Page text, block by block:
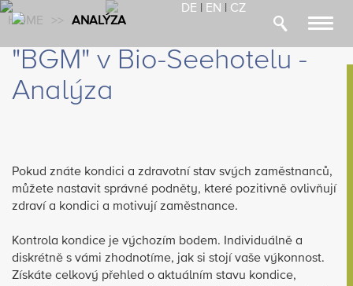
DE EN
CZ
HOME >> ANALÝZA
"BGM" v Bio-Seehotelu -
Analýza
Pokud znáte kondici a zdravotní stav svých zaměstnanců,
můžete nastavit správné podněty, které pozitivně ovlivňují
zdraví a kondici a motivují zaměstnance.
Kontrola kondice je výchozím bodem. Individuálně a
diskrétně s vámi zhodnotíme, jak si stojí vaše výkonnost.
Získáte celkový přehled o aktuálním stavu kondice,